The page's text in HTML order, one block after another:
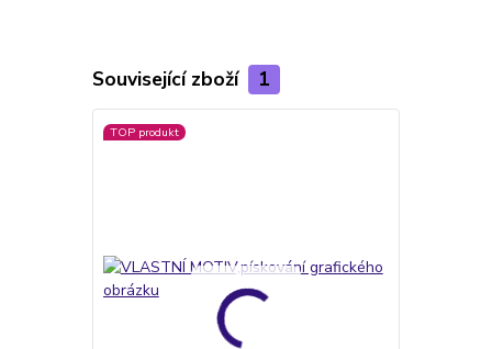
Související zboží 1
TOP produkt